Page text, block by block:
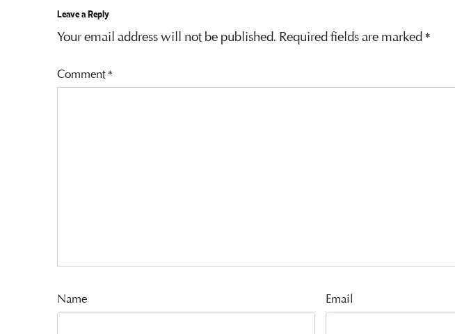
Leave a Reply
Your email address will not be published. Required fields are marked*
Comment*
Name Email